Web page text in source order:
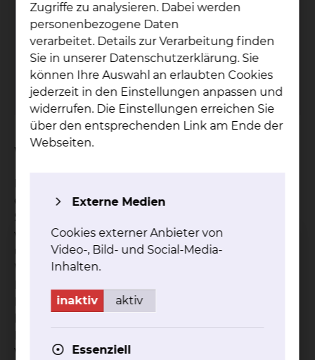
Fichtengrund 1, 38126 Braunschweig
Tel.:
+49 531 595 2381
Fax: +49 531 535 2655
Per E-Mail kontaktieren
mehr
Worum geht es bei der Studie?
entzündliche Erkrankung, die Schmerzen,
Schwellungen und Steifheit in den Gelenken
verursacht. In dieser Beobachtungsstudie wird
untersucht, wie wirksam und verträglich der
Wirkstoff Filgotinib bei Patientinnen und
Krankheitsaktivität im Praxisalltag ist. Ein
Verbesserung der Krankheitsaktivität und
Zugriffe zu analysieren. Dabei werden
personenbezogene Daten
verarbeitet. Details zur Verarbeitung finden
Sie in unserer Datenschutzerklärung. Sie
können Ihre Auswahl an erlaubten Cookies
jederzeit in den Einstellungen anpassen und
widerrufen. Die Einstellungen erreichen Sie
über den entsprechenden Link am Ende der
Webseiten.
Externe Medien
Cookies externer Anbieter von
Video-, Bild- und Social-Media-
Inhalten.
inaktiv aktiv
Essenziell